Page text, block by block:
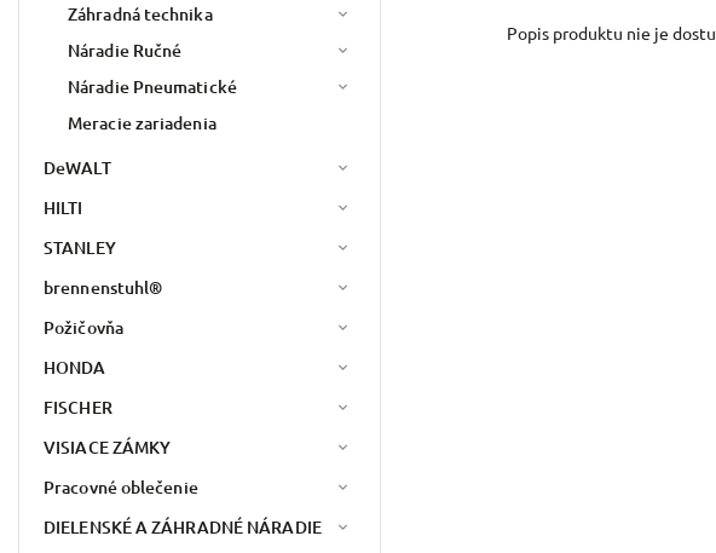
Záhradná technika
Náradie Ručné
Náradie Pneumatické
Meracie zariadenia
DeWALT
HILTI
STANLEY
brennenstuhl®
Požičovňa
HONDA
FISCHER
VISIACE ZÁMKY
Pracovné oblečenie
DIELENSKÉ A ZÁHRADNÉ NÁRADIE
Popis produktu nie je